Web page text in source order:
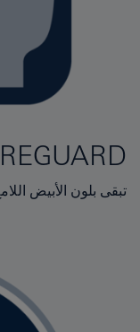
تبقى بلون الأبيض